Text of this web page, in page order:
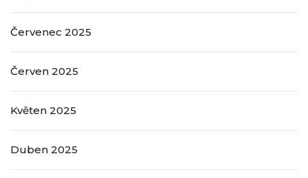
Červenec 2025
Červen 2025
Květen 2025
Duben 2025